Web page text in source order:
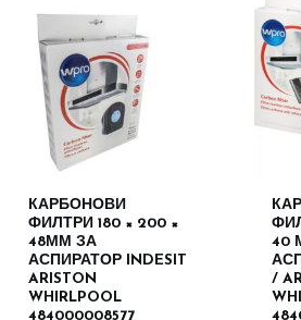
КАРБОНОВИ
ФИЛТРИ 180 × 200 ×
48ММ ЗА
АСПИРАТОР INDESIT
ARISTON
WHIRLPOOL
484000008577
40
/